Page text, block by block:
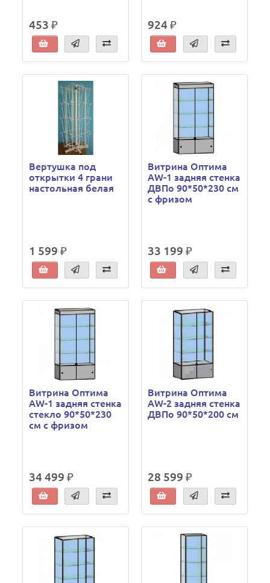
453 ₽ 924 ₽
Вертушка под
открытки 4 грани
настольная белая
1 599 ₽
Витрина Оптима
AW-1 задняя стенка
ДВПо 90*50*230 см
с фризом
33 199 ₽
Витрина Оптима
AW-1 задняя стенка
стекло 90*50*230
см с фризом
34 499 ₽
Витрина Оптима
AW-2 задняя стенка
ДВПо 90*50*200 см
28 599 ₽